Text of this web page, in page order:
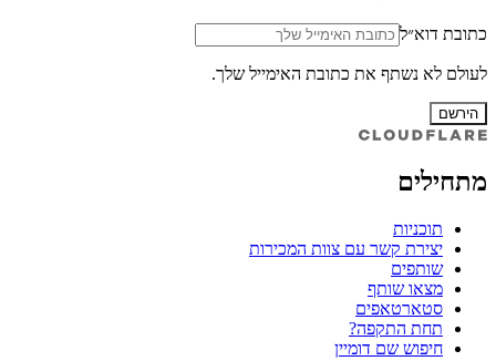
כתובת דוא״ל
לעולם לא נשתף את כתובת האימייל שלך.
הירשם
מתחילים
תוכניות
יצירת קשר עם צוות המכירות
שותפים
מצאו שותף
סטארטאפים
תחת התקפה?
חיפוש שם דומיין